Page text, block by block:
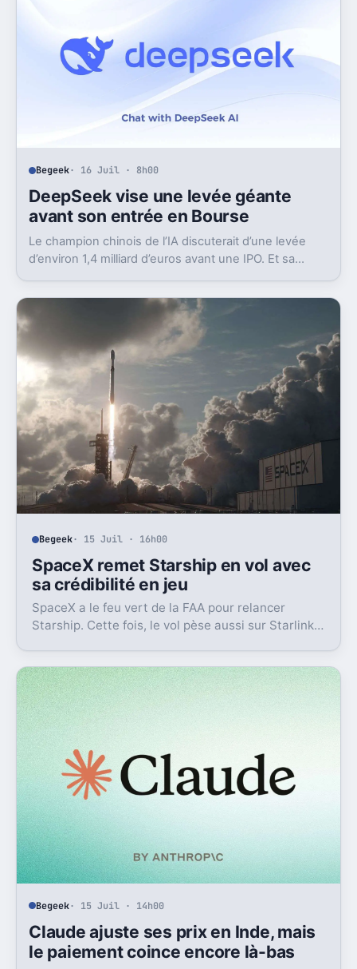
Begeek· 16 Juil · 8h00
DeepSeek vise une levée géante
avant son entrée en Bourse
Le champion chinois de l’IA discuterait d’une levée
d’environ 1,4 milliard d’euros avant une IPO. Et sa
Begeek· 15 Juil · 16h00
SpaceX remet Starship en vol avec
sa crédibilité en jeu
SpaceX a le feu vert de la FAA pour relancer
Starship. Cette fois, le vol pèse aussi sur Starlink
Begeek· 15 Juil · 14h00
Claude ajuste ses prix en Inde, mais
le paiement coince encore là-bas